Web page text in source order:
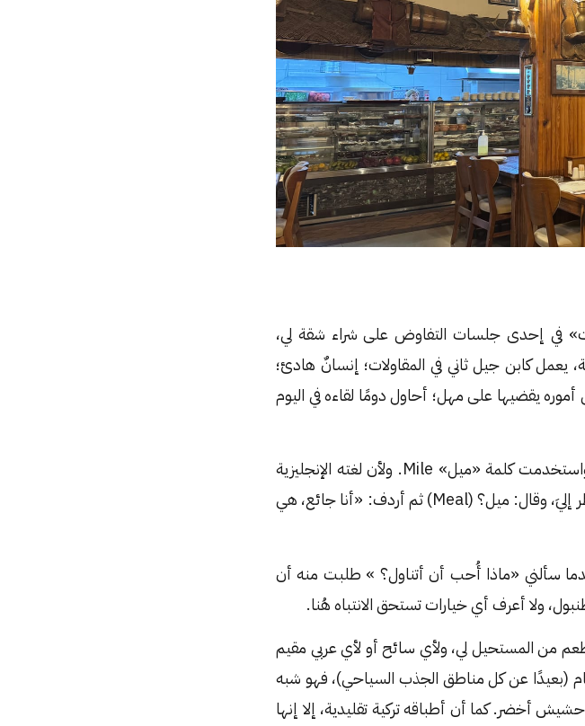
«آيكوت» في إحدى جلسات التفاوض على شراء شقة لي،
يعمل كابن جيل ثاني في المقاولات؛ إنسانٌ هادئ؛
يقضيها على مهل؛ أحاول دومًا لقاءه في اليوم
في تلك الجلسة، سألته سؤالًا ذكرت فيه مسافة شيءٍ ما، واستخدمت كلمة «ميل» Mile. ولأن لغته الإنجليزية
ليست قوية، توقّف فجأة من تركيزه على جهاز الكمبيوتر، ونظر إليَ، وقال: ميل؟ (Meal) ثم أردف: «أنا جائع، هي
سألني «ماذا أُحب أن أتناول؟ » طلبت منه أن
ولا أعرف أي خيارات تستحق الانتباه هُنا.
من المستحيل لي، ولأي سائح أو لأي عربي مقيم
(بعيدًا عن كل مناطق الجذب السياحي)، فهو شبه
أخضر. كما أن أطباقه تركية تقليدية، إلا إنها